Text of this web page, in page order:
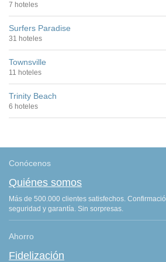
7 hoteles
Surfers Paradise
31 hoteles
Townsville
11 hoteles
Trinity Beach
6 hoteles
Conócenos
Quiénes somos
Más de 500.000 clientes satisfechos.
seguridad y garantía. Sin sorpresas.
Ahorro
Fidelización